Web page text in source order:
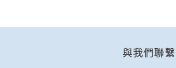
與我們聯繫